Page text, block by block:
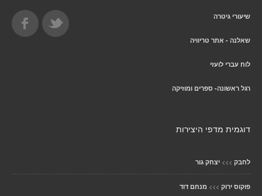
שיעורי גיטרה
שאלנה - אתר טריוויה
לוח עברי לועזי
רגל ראשונה- ספרים ומוזיקה
דוגמית מדפי היצירות
לחבק >>> יצחק גור
פוקוס ירוק >>> מנחם דוד